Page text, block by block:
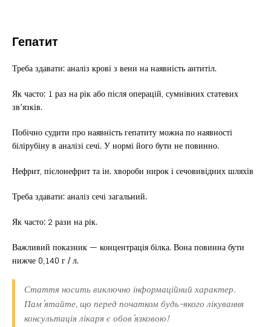
Гепатит
Треба здавати: аналіз крові з вени на наявність антитіл.
Як часто: 1 раз на рік або після операцій, сумнівних статевих
зв’язків.
Побічно судити про наявність гепатиту можна по наявності
білірубіну в аналізі сечі. У нормі його бути не повинно.
Нефрит, пієлонефрит та ін. хвороби нирок і сечовивідних шляхів
Треба здавати: аналіз сечі загальний.
Як часто: 2 рази на рік.
Важливий показник — концентрація білка. Вона повинна бути
нижче 0,140 г / л.
Стаття носить виключно інформаційний характер.
Пам’ятайте, що перед початком будь-якого лікування
консультація лікаря є обов’язковою!